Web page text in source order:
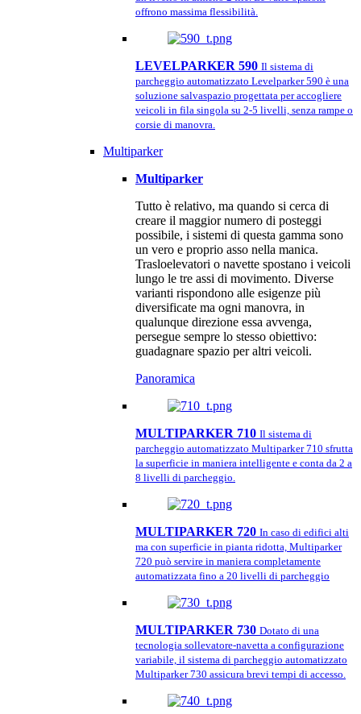
offrono massima flessibilità.
LEVELPARKER 590 Il sistema di
parcheggio automatizzato Levelparker 590 è una
soluzione salvaspazio progettata per accogliere
veicoli in fila singola su 2-5 livelli, senza rampe o
corsie di manovra.
Multiparker
Multiparker
Tutto è relativo, ma quando si cerca di
creare il maggior numero di posteggi
possibile, i sistemi di questa gamma sono
un vero e proprio asso nella manica.
Trasloelevatori o navette spostano i veicoli
lungo le tre assi di movimento. Diverse
varianti rispondono alle esigenze più
diversificate ma ogni manovra, in
qualunque direzione essa avvenga,
persegue sempre lo stesso obiettivo:
guadagnare spazio per altri veicoli.
Panoramica
MULTIPARKER 710 Il sistema di
parcheggio automatizzato Multiparker 710 sfrutta
la superficie in maniera intelligente e conta da 2 a
8 livelli di parcheggio.
MULTIPARKER 720 In caso di edifici alti
ma con superficie in pianta ridotta, Multiparker
720 può servire in maniera completamente
automatizzata fino a 20 livelli di parcheggio
MULTIPARKER 730 Dotato di una
tecnologia sollevatore-navetta a configurazione
variabile, il sistema di parcheggio automatizzato
Multiparker 730 assicura brevi tempi di accesso.